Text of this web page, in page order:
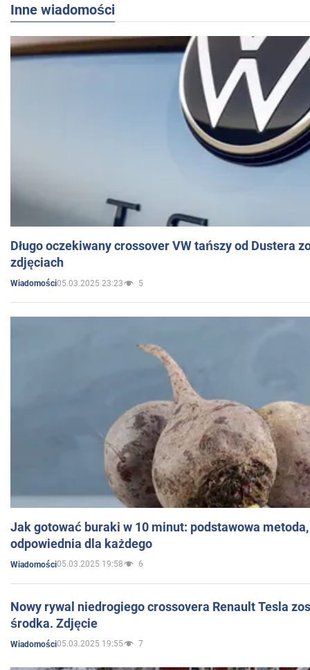
Inne wiadomości
Długo oczekiwany crossover VW tańszy od Dustera
zdjęciach
Wiadomości05.03.2025 23:23 5
Jak gotować buraki w 10 minut: podstawowa
odpowiednia dla każdego
Wiadomości05.03.2025 19:58 6
Nowy rywal niedrogiego crossovera Renault Tesla
środka. Zdjęcie
Wiadomości05.03.2025 19:55 7